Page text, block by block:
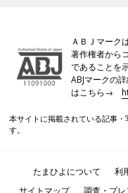
加藤さん夫婦が暮らす
導入した「地域おこし
地域おこし協力隊とは
隊員として受け入れ、
生や大学院生が学業と並
と自身の専門分野を活か
俊希さんは、二拠点生
ＡＢＪマーク
著作権者から
であることを
ABJマークの
はこちら→
本サイトに掲載されている記事
す。
たまひよについて 利